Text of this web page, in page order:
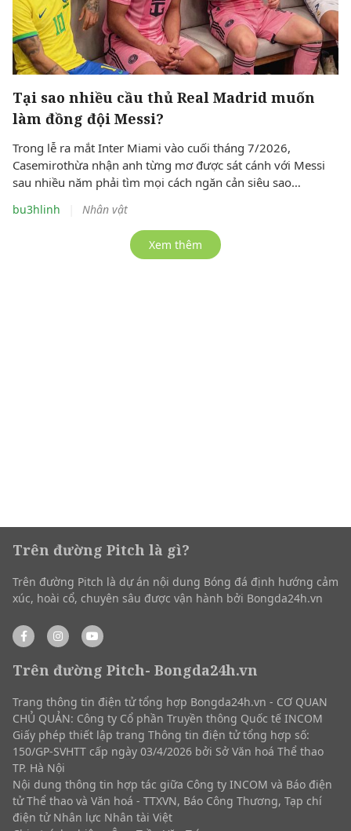
Tại sao nhiều cầu thủ Real Madrid muốn
làm đồng đội Messi?
Trong lễ ra mắt Inter Miami vào cuối tháng 7/2026,
Casemirothừa nhận anh từng mơ được sát cánh với Messi
sau nhiều năm phải tìm mọi cách ngăn cản siêu sao
đối thủ thành đồng đội của Messi là một vinh dự đặc biệt.
bu3hlinh Nhân vật
Xem thêm
Trên đường Pitch là gì?
Trên đường Pitch là dự án nội dung Bóng đá định hướng cảm
xúc, hoài cổ, chuyên sâu được vận hành bởi Bongda24h.vn
Trên đường Pitch- Bongda24h.vn
Trang thông tin điện tử tổng hợp Bongda24h.vn - CƠ QUAN
CHỦ QUẢN: Công ty Cổ phần Truyền thông Quốc tế INCOM
Giấy phép thiết lập trang Thông tin điện tử tổng hợp số:
150/GP-SVHTT cấp ngày 03/4/2026 bởi Sở Văn hoá Thể thao
TP. Hà Nội
Nội dung thông tin hợp tác giữa Công ty INCOM và Báo điện
tử Thể thao và Văn hoá - TTXVN, Báo Công Thương, Tạp chí
điện tử Nhân lực Nhân tài Việt